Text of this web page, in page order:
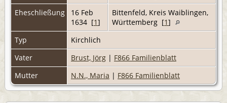
Eheschließung
16 Feb
1634 [1]
Bittenfeld, Kreis Waiblingen,
Württemberg [1]
Typ
Kirchlich
Vater
Brust, Jörg | F866 Familienblatt
Mutter
N.N., Maria | F866 Familienblatt